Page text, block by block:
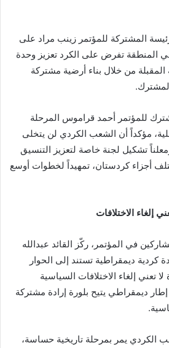
المشتركة للمؤتمر زينب مراد على
المنطقة تفرض على الكرد تعزيز وحدة
من خلال بناء أرضية مشتركة
للمؤتمر أحمد قراموس المرحلة
مؤكداً أن الشعب الكردي لن يتخلى
تشكيل لجنة خاصة لتعزيز التنسيق
أجزاء كردستان، تمهيداً لخطوات أوسع
إلغاء الاختلافات
في المؤتمر، ركّز القائد عبدالله
كردية ديمقراطية تستند إلى الحوار
تعني إلغاء الاختلافات السياسية
ديمقراطي يتيح بلورة إرادة مشتركة
الكردي يمر بمرحلة تاريخية حساسة،